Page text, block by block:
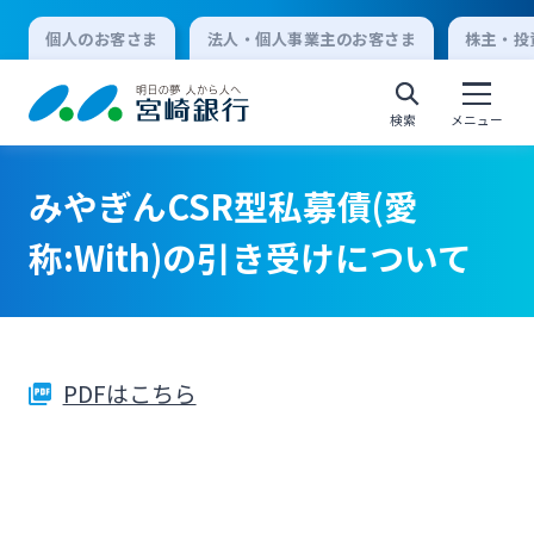
個人のお客さま 法人・個人事業主のお客さま 株主・
検索 メニュー
個人向けインターネットバンキング
ログオン
法人向けインターネットバンキング
みやぎんCSR型私募債(愛
称:With)の引き受けについて
PDFはこちら